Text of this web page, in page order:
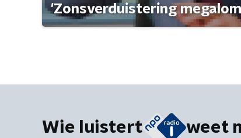
'Zonsverduistering
Wie luistert weet